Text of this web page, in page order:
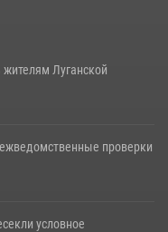
Луганской
проверки
условное